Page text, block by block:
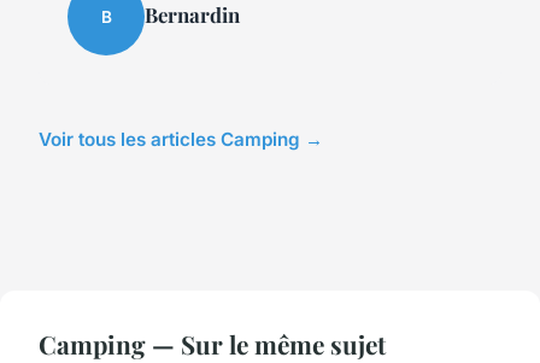
B Bernardin
Voir tous les articles Camping →
Camping — Sur le même sujet